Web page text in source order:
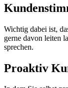
Wichtig dabei ist,
gerne davon leiten
sprechen.
Proaktiv